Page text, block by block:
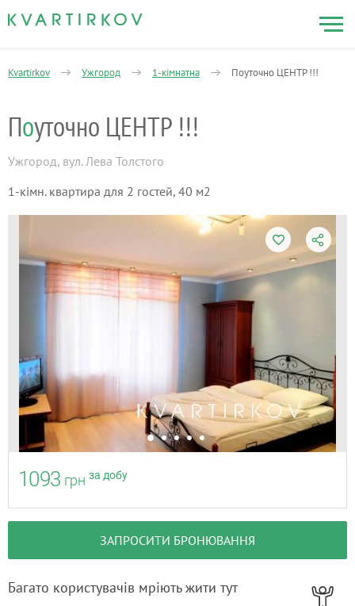
Kvartirkov Ужгород 1-кімнатна Поуточно ЦЕНТР !!!
Поуточно ЦЕНТР !!!
Ужгород, вул. Лева Толстого
1-кімн. квартира для 2 гостей, 40 м2
1093 грн за добу
ЗАПРОСИТИ БРОНЮВАННЯ
Багато користувачів мріють жити тут